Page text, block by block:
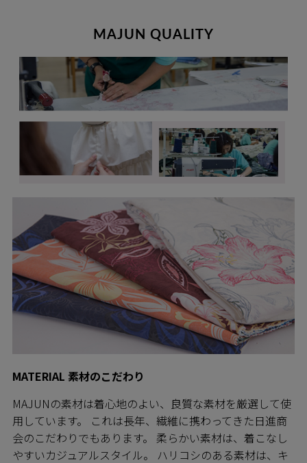
MAJUN QUALITY
MATERIAL 素材のこだわり
MAJUNの素材は着心地のよい、良質な素材を厳選して使
用しています。 これは長年、繊維に携わってきた日進商
会のこだわりでもあります。 柔らかい素材は、着こなし
やすいカジュアルスタイル。 ハリコシのある素材は、キ